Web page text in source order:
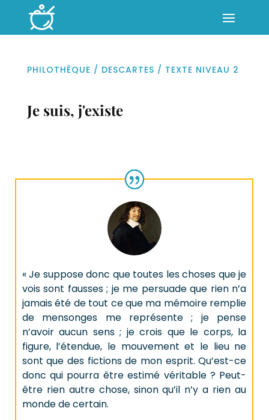
PHILOTHÈQUE / DESCARTES / TEXTE NIVEAU 2
Je suis, j'existe
« Je suppose donc que toutes les choses que je
vois sont fausses ; je me persuade que rien n’a
jamais été de tout ce que ma mémoire remplie
de mensonges me représente ; je pense
n’avoir aucun sens ; je crois que le corps, la
figure, l’étendue, le mouvement et le lieu ne
sont que des fictions de mon esprit. Qu’est-ce
donc qui pourra être estimé véritable ? Peut-
être rien autre chose, sinon qu’il n’y a rien au
monde de certain.